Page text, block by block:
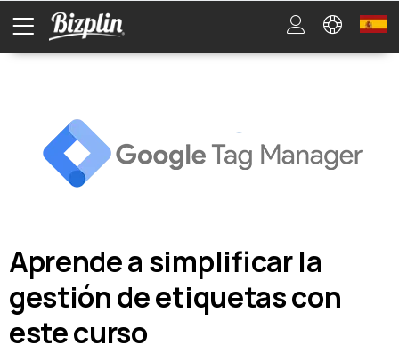
Aprende a simplificar la
gestión de etiquetas con
este curso